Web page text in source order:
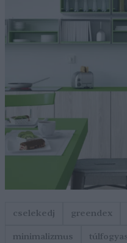
cselekedj greendex
minimalizmus